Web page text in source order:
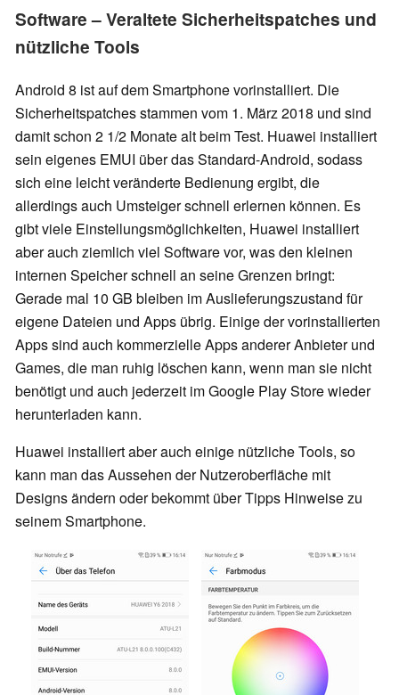
Software – Veraltete Sicherheitspatches und
nützliche Tools
Android 8 ist auf dem Smartphone vorinstalliert. Die
Sicherheitspatches stammen vom 1. März 2018 und sind
damit schon 2 1/2 Monate alt beim Test. Huawei installiert
sein eigenes EMUI über das Standard-Android, sodass
sich eine leicht veränderte Bedienung ergibt, die
allerdings auch Umsteiger schnell erlernen können. Es
gibt viele Einstellungsmöglichkeiten, Huawei installiert
aber auch ziemlich viel Software vor, was den kleinen
internen Speicher schnell an seine Grenzen bringt:
Gerade mal 10 GB bleiben im Auslieferungszustand für
eigene Dateien und Apps übrig. Einige der vorinstallierten
Apps sind auch kommerzielle Apps anderer Anbieter und
Games, die man ruhig löschen kann, wenn man sie nicht
benötigt und auch jederzeit im Google Play Store wieder
herunterladen kann.
Huawei installiert aber auch einige nützliche Tools, so
kann man das Aussehen der Nutzeroberfläche mit
Designs ändern oder bekommt über Tipps Hinweise zu
seinem Smartphone.